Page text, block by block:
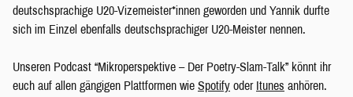
deutschsprachige U20-Vizemeister*innen geworden und Yannik durfte
sich im Einzel ebenfalls deutschsprachiger U20-Meister nennen.
Unseren Podcast “Mikroperspektive – Der Poetry-Slam-Talk” könnt ihr
euch auf allen gängigen Plattformen wie Spotify oder Itunes anhören.